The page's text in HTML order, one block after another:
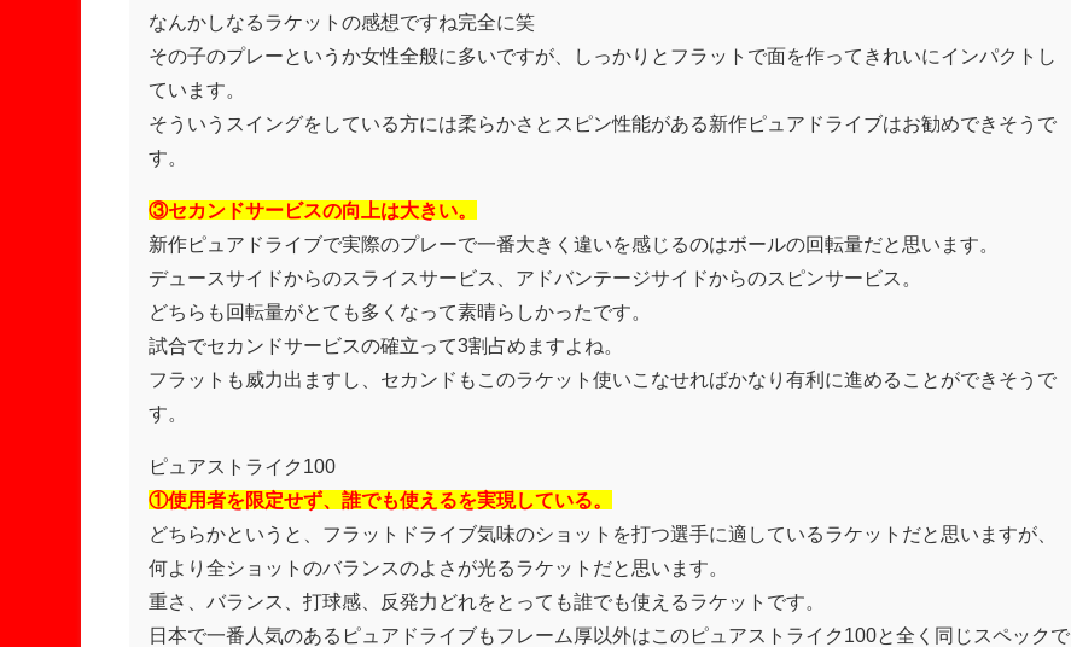
なんかしなるラケットの感想ですね完全に笑
その子のプレーというか女性全般に多いですが、しっかりとフラットで面を作ってきれいにインパクトし
ています。
そういうスイングをしている方には柔らかさとスピン性能がある新作ピュアドライブはお勧めできそうで
す。
③セカンドサービスの向上は大きい。
新作ピュアドライブで実際のプレーで一番大きく違いを感じるのはボールの回転量だと思います。
デュースサイドからのスライスサービス、アドバンテージサイドからのスピンサービス。
どちらも回転量がとても多くなって素晴らしかったです。
試合でセカンドサービスの確立って3割占めますよね。
フラットも威力出ますし、セカンドもこのラケット使いこなせればかなり有利に進めることができそうで
す。
ピュアストライク100
①使用者を限定せず、誰でも使えるを実現している。
どちらかというと、フラットドライブ気味のショットを打つ選手に適しているラケットだと思いますが、
何より全ショットのバランスのよさが光るラケットだと思います。
重さ、バランス、打球感、反発力どれをとっても誰でも使えるラケットです。
日本で一番人気のあるピュアドライブもフレーム厚以外はこのピュアストライク100と全く同じスペックで